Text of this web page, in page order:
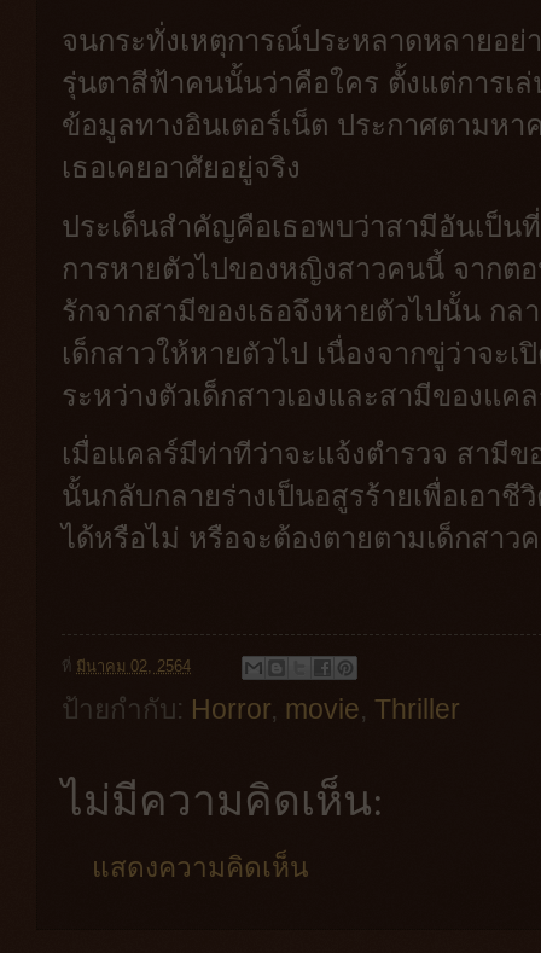
จนกระทั่งเหตุการณ์ประหลาดหลายอย่
รุ่นตาสีฟ้าคนนั้นว่าคือใคร ตั้งแต่การ
ข้อมูลทางอินเตอร์เน็ต ประกาศตามห
เธอเคยอาศัยอยู่จริง
ประเด็นสำคัญคือเธอพบว่าสามีอันเป็น
การหายตัวไปของหญิงสาวคนนี้ จากต
รักจากสามีของเธอจึงหายตัวไปนั้น กล
เด็กสาวให้หายตัวไป เนื่องจากขู่ว่าจะ
ระหว่างตัวเด็กสาวเองและสามีของแค
เมื่อแคลร์มีท่าทีว่าจะแจ้งตำรวจ สามี
นั้นกลับกลายร่างเป็นอสูรร้ายเพื่อเอาชี
ได้หรือไม่ หรือจะต้องตายตามเด็กสา
ที่ มีนาคม 02, 2564
ป้ายกำกับ: Horror, movie, Thriller
ไม่มีความคิดเห็น:
แสดงความคิดเห็น